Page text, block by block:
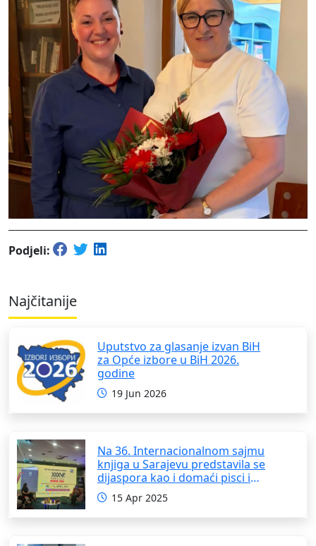
Podjeli:
Najčitanije
Uputstvo za glasanje izvan BiH
za Opće izbore u BiH 2026.
godine
19 Jun 2026
Na 36. Internacionalnom sajmu
knjiga u Sarajevu predstavila se
dijaspora kao i domaći pisci i
umjetnici
15 Apr 2025